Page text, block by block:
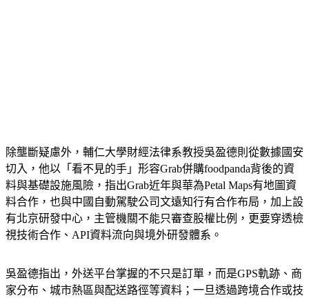
除壟斷疑慮外，輔仁大學財經法律系教授吳盈德則從數據國安
切入，他以「看不見的手」形容Grab併購foodpanda背後的資
料與基礎設施風險，指出Grab近年與華為Petal Maps有地圖資
料合作，也與中國自動駕駛公司文遠知行有合作布局，加上設
有北京研發中心，主管機關不能只審查股權比例，更要穿透檢
視技術合作、API資料流向與境外研發體系。
吳盈德指出，外送平台掌握的不只是訂單，而是GPS軌跡、商
家分布、城市熱區與配送路徑等資料；一旦透過跨境合作或技